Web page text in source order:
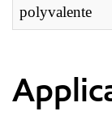
polyvalente